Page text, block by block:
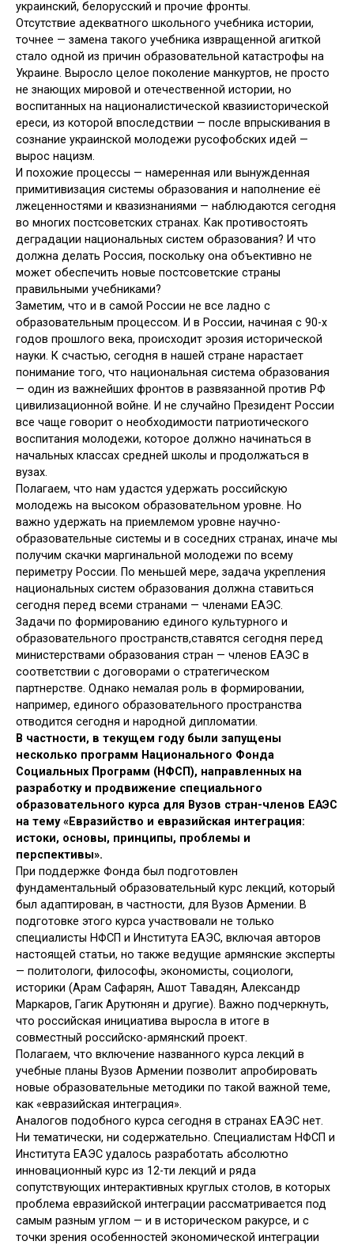
украинский, белорусский и прочие фронты.
Отсутствие адекватного школьного учебника истории,
точнее — замена такого учебника извращенной агиткой
стало одной из причин образовательной катастрофы на
Украине. Выросло целое поколение манкуртов, не просто
не знающих мировой и отечественной истории, но
воспитанных на националистической квазиисторической
ереси, из которой впоследствии — после впрыскивания в
сознание украинской молодежи русофобских идей —
вырос нацизм.
И похожие процессы — намеренная или вынужденная
примитивизация системы образования и наполнение её
лжеценностями и квазизнаниями — наблюдаются сегодня
во многих постсоветских странах. Как противостоять
деградации национальных систем образования? И что
должна делать Россия, поскольку она объективно не
может обеспечить новые постсоветские страны
правильными учебниками?
Заметим, что и в самой России не все ладно с
образовательным процессом. И в России, начиная с 90-х
годов прошлого века, происходит эрозия исторической
науки. К счастью, сегодня в нашей стране нарастает
понимание того, что национальная система образования
— один из важнейших фронтов в развязанной против РФ
цивилизационной войне. И не случайно Президент России
все чаще говорит о необходимости патриотического
воспитания молодежи, которое должно начинаться в
начальных классах средней школы и продолжаться в
вузах.
Полагаем, что нам удастся удержать российскую
молодежь на высоком образовательном уровне. Но
важно удержать на приемлемом уровне научно-
образовательные системы и в соседних странах, иначе мы
получим скачки маргинальной молодежи по всему
периметру России. По меньшей мере, задача укрепления
национальных систем образования должна ставиться
сегодня перед всеми странами — членами ЕАЭС.
Задачи по формированию единого культурного и
образовательного пространств,ставятся сегодня перед
министерствами образования стран — членов ЕАЭС в
соответствии с договорами о стратегическом
партнерстве. Однако немалая роль в формировании,
например, единого образовательного пространства
отводится сегодня и народной дипломатии.
В частности, в текущем году были запущены
несколько программ Национального Фонда
Социальных Программ (НФСП), направленных на
разработку и продвижение специального
образовательного курса для Вузов стран-членов ЕАЭС
на тему «Евразийство и евразийская интеграция:
истоки, основы, принципы, проблемы и
перспективы».
При поддержке Фонда был подготовлен
фундаментальный образовательный курс лекций, который
был адаптирован, в частности, для Вузов Армении. В
подготовке этого курса участвовали не только
специалисты НФСП и Института ЕАЭС, включая авторов
настоящей статьи, но также ведущие армянские эксперты
— политологи, философы, экономисты, социологи,
историки (Арам Сафарян, Ашот Тавадян, Александр
Маркаров, Гагик Арутюнян и другие). Важно подчеркнуть,
что российская инициатива выросла в итоге в
совместный российско-армянский проект.
Полагаем, что включение названного курса лекций в
учебные планы Вузов Армении позволит апробировать
новые образовательные методики по такой важной теме,
как «евразийская интеграция».
Аналогов подобного курса сегодня в странах ЕАЭС нет.
Ни тематически, ни содержательно. Специалистам НФСП и
Института ЕАЭС удалось разработать абсолютно
инновационный курс из 12-ти лекций и ряда
сопутствующих интерактивных круглых столов, в которых
проблема евразийской интеграции рассматривается под
самым разным углом — и в историческом ракурсе, и с
точки зрения особенностей экономической интеграции